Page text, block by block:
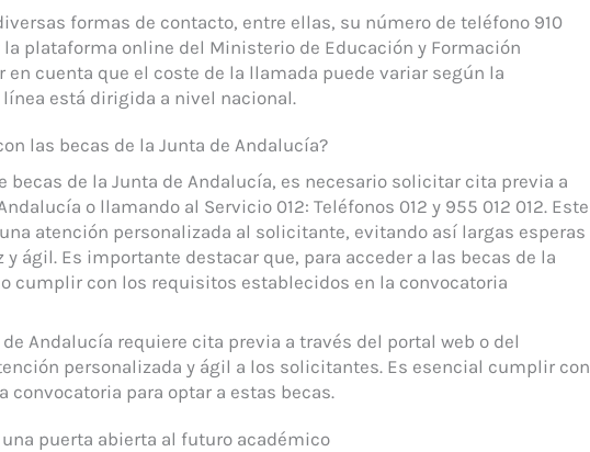
formas de contacto, entre ellas, su número de teléfono 910
la plataforma online del Ministerio de Educación y Formación
en cuenta que el coste de la llamada puede variar según la
está dirigida a nivel nacional.
las becas de la Junta de Andalucía?
becas de la Junta de Andalucía, es necesario solicitar cita previa a
o llamando al Servicio 012: Teléfonos 012 y 955 012 012. Este
atención personalizada al solicitante, evitando así largas esperas
ágil. Es importante destacar que, para acceder a las becas de la
cumplir con los requisitos establecidos en la convocatoria
Andalucía requiere cita previa a través del portal web o del
personalizada y ágil a los solicitantes. Es esencial cumplir con
para optar a estas becas.
puerta abierta al futuro académico